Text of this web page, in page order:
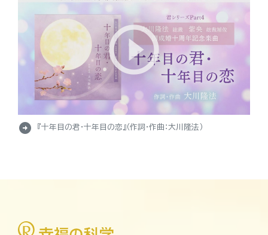
arrow_circle_right 『十年目の君・十年目の恋』（作詞・作曲：大川隆法）